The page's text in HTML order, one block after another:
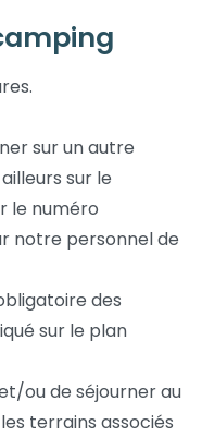
sur un autre
sur le
le numéro
notre personnel de
des
sur le plan
ou de séjourner au
terrains associés